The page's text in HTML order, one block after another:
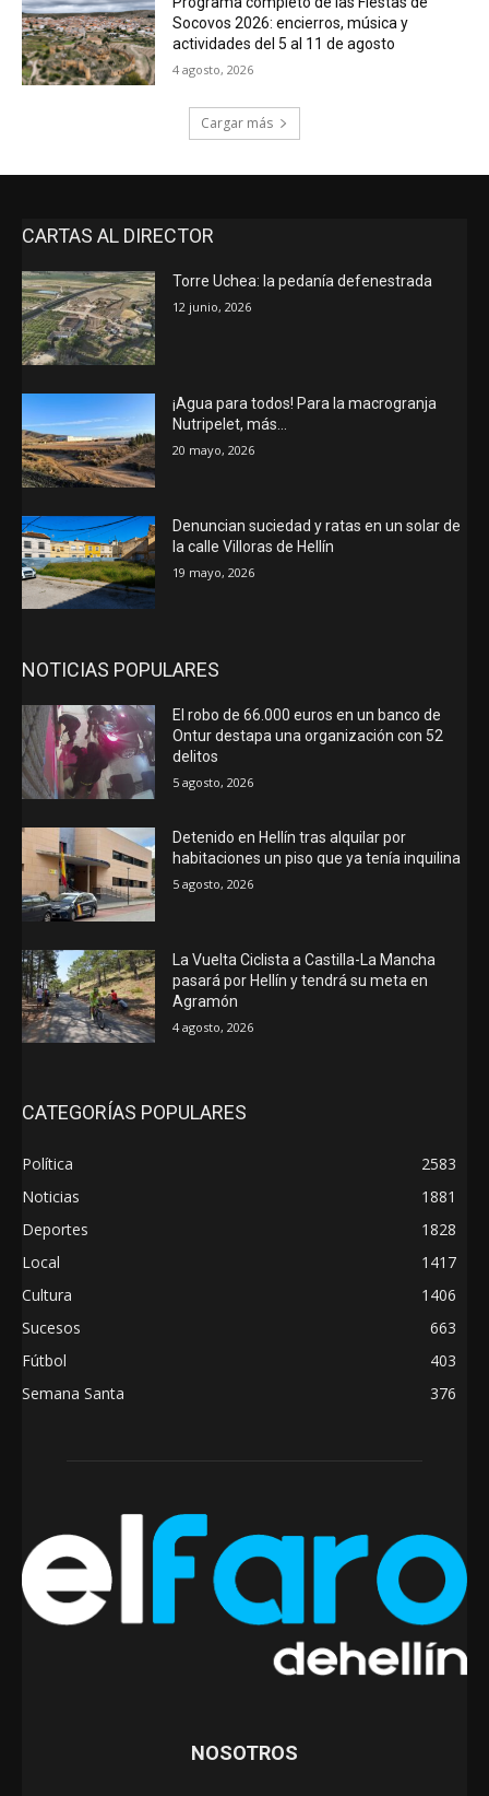
Socovos 2026: encierros, música y
actividades del 5 al 11 de agosto
4 agosto, 2026
Cargar más
CARTAS AL DIRECTOR
Torre Uchea: la pedanía defenestrada
12 junio, 2026
¡Agua para todos! Para la macrogranja
Nutripelet, más…
20 mayo, 2026
Denuncian suciedad y ratas en un solar de
la calle Villoras de Hellín
19 mayo, 2026
NOTICIAS POPULARES
El robo de 66.000 euros en un banco de
Ontur destapa una organización con 52
delitos
5 agosto, 2026
Detenido en Hellín tras alquilar por
habitaciones un piso que ya tenía inquilina
5 agosto, 2026
La Vuelta Ciclista a Castilla-La Mancha
pasará por Hellín y tendrá su meta en
Agramón
4 agosto, 2026
CATEGORÍAS POPULARES
Política
2583
Noticias
1881
Deportes
1828
Local
1417
Cultura
1406
Sucesos
663
Fútbol
403
Semana Santa
376
NOSOTROS